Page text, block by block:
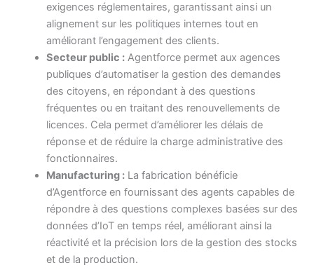
exigences réglementaires, garantissant ainsi un
alignement sur les politiques internes tout en
améliorant l’engagement des clients.
Secteur public : Agentforce permet aux agences
publiques d’automatiser la gestion des demandes
des citoyens, en répondant à des questions
fréquentes ou en traitant des renouvellements de
licences. Cela permet d’améliorer les délais de
réponse et de réduire la charge administrative des
fonctionnaires.
Manufacturing : La fabrication bénéficie
d’Agentforce en fournissant des agents capables de
répondre à des questions complexes basées sur des
données d’IoT en temps réel, améliorant ainsi la
réactivité et la précision lors de la gestion des stocks
et de la production.